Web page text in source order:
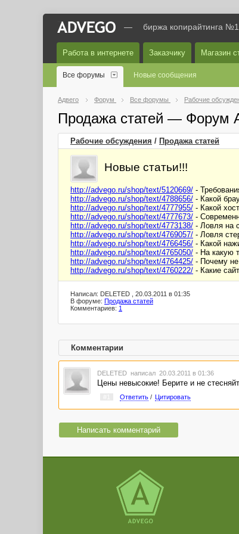
— биржа копирайтинга №1
Работа в интернете Заказчику Магазин
Все форумы Новые сообщения
Адвего Форум Все форумы Рабочие
Продажа статей — Форум
Рабочие обсуждения / Продажа статей
Новые статьи!!!
http://advego.ru/shop/text/5120669/ -
http://advego.ru/shop/text/4788656/ - Какой
http://advego.ru/shop/text/4777955/ - Какой
http://advego.ru/shop/text/4777673/ -
http://advego.ru/shop/text/4773138/ - Ловля на
http://advego.ru/shop/text/4769057/ - Ловля
http://advego.ru/shop/text/4766456/ - Какой
http://advego.ru/shop/text/4765050/ - На какую
http://advego.ru/shop/text/4764425/ - Почему не
http://advego.ru/shop/text/4760222/ - Какие
Написал: DELETED , 20.03.2011 в 01:35
В форуме: Продажа статей
Комментариев: 1
Комментарии
DELETED написал 20.03.2011 в 01:36
Цены невысокие! Берите и не
Ответить/ Цитировать
Написать комментарий